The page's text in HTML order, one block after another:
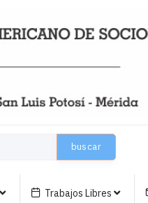
buscar
Trabajos Libres